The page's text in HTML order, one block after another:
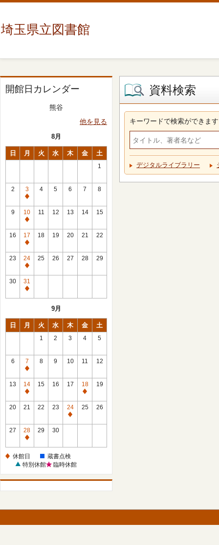
埼玉県立図書館
開館日カレンダー
熊谷
他を見る
8月
日 月 火 水 木 金 土
1
2
3
休
館
日
4 5 6 7 8
9
10
休
館
日
11 12 13 14 15
16
17
休
館
日
18 19 20 21 22
23
24
休
館
日
25 26 27 28 29
30
31
休
9月
日 月 火 水 木 金 土
1 2 3 4 5
6
7
休
館
日
8 9 10 11 12
13
14
休
館
15 16 17
18
休
館
19
20 21 22 23
24
休
25 26
27
28
休
日
29 30
休館日
蔵書点検
特別休館
臨時休館
資料検索
キーワードで検索ができます
デジタルライブラリー